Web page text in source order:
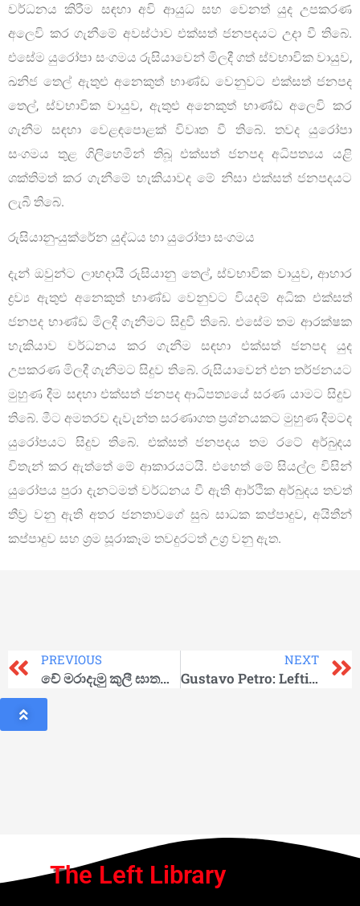
වර්ධනය කිරීම සඳහා අවි ආයුධ සහ වෙනත් යුද උපකරණ
අලෙවි කර ගැනීමේ අවස්ථාව එක්සත් ජනපදයට උදා වී තිබේ.
එසේම යුරෝපා සංගමය රුසියාවෙන් මිලදී ගත් ස්වභාවික වායුව,
ඛනිජ තෙල් ඇතුළු අනෙකුත් භාණ්ඩ වෙනුවට එක්සත් ජනපද
තෙල්, ස්වභාවික වායුව, ඇතුළු අනෙකුත් භාණ්ඩ අලෙවි කර
ගැනීම සඳහා වෙළඳපොළක් විවෘත වී තිබේ. තවද යුරෝපා
සංගමය තුළ ගිලිහෙමින් තිබූ එක්සත් ජනපද අධිපත්‍යය යළි
ශක්තිමත් කර ගැනීමේ හැකියාවද මේ නිසා එක්සත් ජනපදයට
ලැබී තිබේ.
රුසියානු-යුක්රේන යුද්ධය හා යුරෝපා සංගමය
දැන් ඔවුන්ට ලාභදායී රුසියානු තෙල්, ස්වභාවික වායුව, ආහාර
ද්‍රව්‍ය ඇතුළු අනෙකුත් භාණ්ඩ වෙනුවට වියදම් අධික එක්සත්
ජනපද භාණ්ඩ මිලදී ගැනීමට සිදුවී තිබේ. එසේම තම ආරක්ෂක
හැකියාව වර්ධනය කර ගැනීම සඳහා එක්සත් ජනපද යුද
උපකරණ මිලදී ගැනීමට සිදුව තිබේ. රුසියාවෙන් එන තර්ජනයට
මුහුණ දීම සඳහා එක්සත් ජනපද ආධිපත්‍යයේ සරණ යාමට සිදුව
තිබේ. මීට අමතරව දැවැන්ත සරණාගත ප්‍රශ්නයකට මුහුණ දීමටද
යුරෝපයට සිදුව තිබේ. එක්සත් ජනපදය තම රටේ අර්බුදය
විතැන් කර ඇත්තේ මේ ආකාරයටයි. එහෙත් මේ සියල්ල විසින්
යුරෝපය පුරා දැනටමත් වර්ධනය වී ඇති ආර්ථික අර්බුදය තවත්
තීව්‍ර වනු ඇති අතර ජනතාවගේ සුබ සාධක කප්පාදුව, අයිතීන්
කප්පාදුව සහ ශ්‍රම සූරාකෑම තවදුරටත් උග්‍ර වනු ඇත.
PREVIOUS
චේ මරාදැමු කුලී ඝාතකයා මිය යයි !
NEXT
Gustavo Petro: Leftist ex-rebel wins Colombia’s presidential election
The Left Library